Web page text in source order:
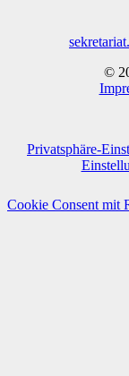
©
Privatsphäre-
Cookie Consent mit